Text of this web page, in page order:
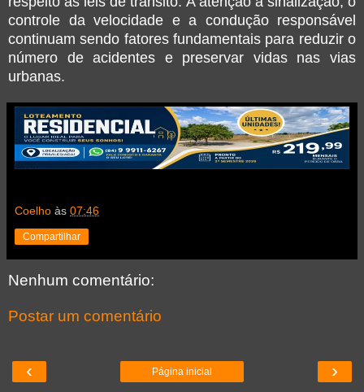
controle da velocidade e a condução responsável
continuam sendo fatores fundamentais para reduzir o
número de acidentes e preservar vidas nas vias
urbanas.
Coelho às 07:46
Compartilhar
Nenhum comentário:
Postar um comentário
‹ ›
Página inicial